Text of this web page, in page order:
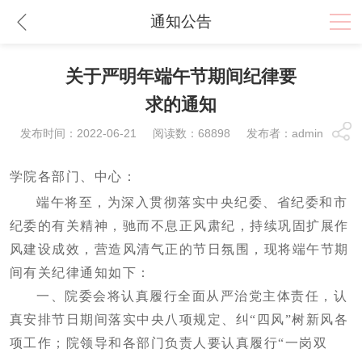
通知公告
关于严明年端午节期间纪律要
求的通知
发布时间：2022-06-21 阅读数：68898 发布者：admin
学院各部门、中心：
端午将至，为深入贯彻落实中央纪委、省纪委和市
纪委的有关精神，驰而不息正风肃纪，持续巩固扩展作
风建设成效，营造风清气正的节日氛围，现将端午节期
间有关纪律通知如下：
一、院委会将认真履行全面从严治党主体责任，认
真安排节日期间落实中央八项规定、纠“四风”树新风各
项工作；院领导和各部门负责人要认真履行“一岗双